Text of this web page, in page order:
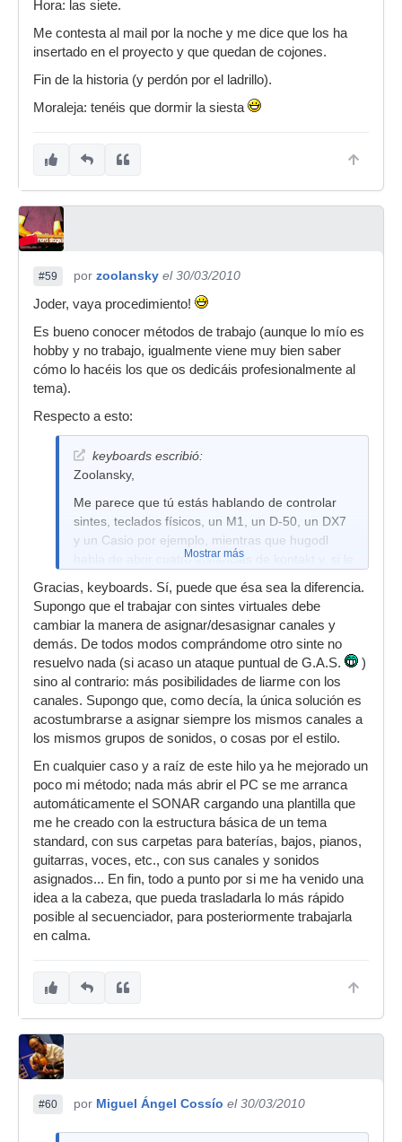
Hora: las siete.
Me contesta al mail por la noche y me dice que los ha
insertado en el proyecto y que quedan de cojones.
Fin de la historia (y perdón por el ladrillo).
Moraleja: tenéis que dormir la siesta
#59 por zoolansky el 30/03/2010
Joder, vaya procedimiento!
Es bueno conocer métodos de trabajo (aunque lo mío es
hobby y no trabajo, igualmente viene muy bien saber
cómo lo hacéis los que os dedicáis profesionalmente al
tema).
Respecto a esto:
keyboards escribió:
Zoolansky,
Me parece que tú estás hablando de controlar
sintes, teclados físicos, un M1, un D-50, un DX7
y un Casio por ejemplo, mientras que hugodl
habla de abrir cuatro instancias de kontakt y, si le
El lo hace con un click en el PC (instrumento
virtual) y tú te tendrías que gastar pasta en
comprar otro D-50...
Creo que hugodl se refería a esto si no me
equivoco.
Saludos.
Mostrar más
Gracias, keyboards. Sí, puede que ésa sea la diferencia.
Supongo que el trabajar con sintes virtuales debe
cambiar la manera de asignar/desasignar canales y
demás. De todos modos comprándome otro sinte no
resuelvo nada (si acaso un ataque puntual de G.A.S.
)
sino al contrario: más posibilidades de liarme con los
canales. Supongo que, como decía, la única solución es
acostumbrarse a asignar siempre los mismos canales a
los mismos grupos de sonidos, o cosas por el estilo.
En cualquier caso y a raíz de este hilo ya he mejorado un
poco mi método; nada más abrir el PC se me arranca
automáticamente el SONAR cargando una plantilla que
me he creado con la estructura básica de un tema
standard, con sus carpetas para baterías, bajos, pianos,
guitarras, voces, etc., con sus canales y sonidos
asignados... En fin, todo a punto por si me ha venido una
idea a la cabeza, que pueda trasladarla lo más rápido
posible al secuenciador, para posteriormente trabajarla
en calma.
#60 por Miguel Ángel Cossío el 30/03/2010